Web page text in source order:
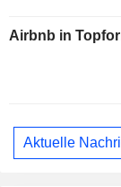
Airbnb in
Aktuelle